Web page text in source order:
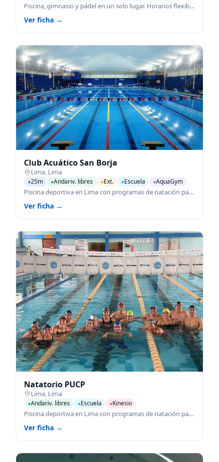
Piscina, gimnasio y pádel en un solo lugar. Horarios flexibles y reservas rápidas.
Ver ficha →
Club Acuático San Borja
Lima, Lima
●25m ●Andariv. libres ●Ext. ●Escuela ●AquaGym
Piscina deportiva en Lima con programas de natación para todas las edades.
Ver ficha →
Natatorio PUCP
Lima, Lima
●Andariv. libres ●Escuela ●Kinesio
Piscina deportiva en Lima con programas de natación para todas las edades.
Ver ficha →